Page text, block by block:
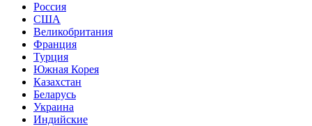
Россия
США
Великобритания
Франция
Турция
Южная Корея
Казахстан
Беларусь
Украина
Индийские